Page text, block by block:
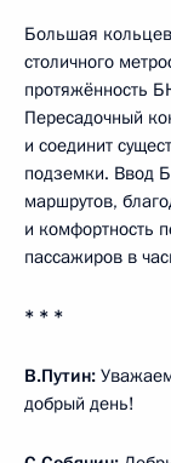
Большая
столичного
протяжённость
Пересадочный
и соединит
подземки. Ввод
маршрутов,
и комфортность
пассажиров в
* * *
В.Путин:
добрый день!